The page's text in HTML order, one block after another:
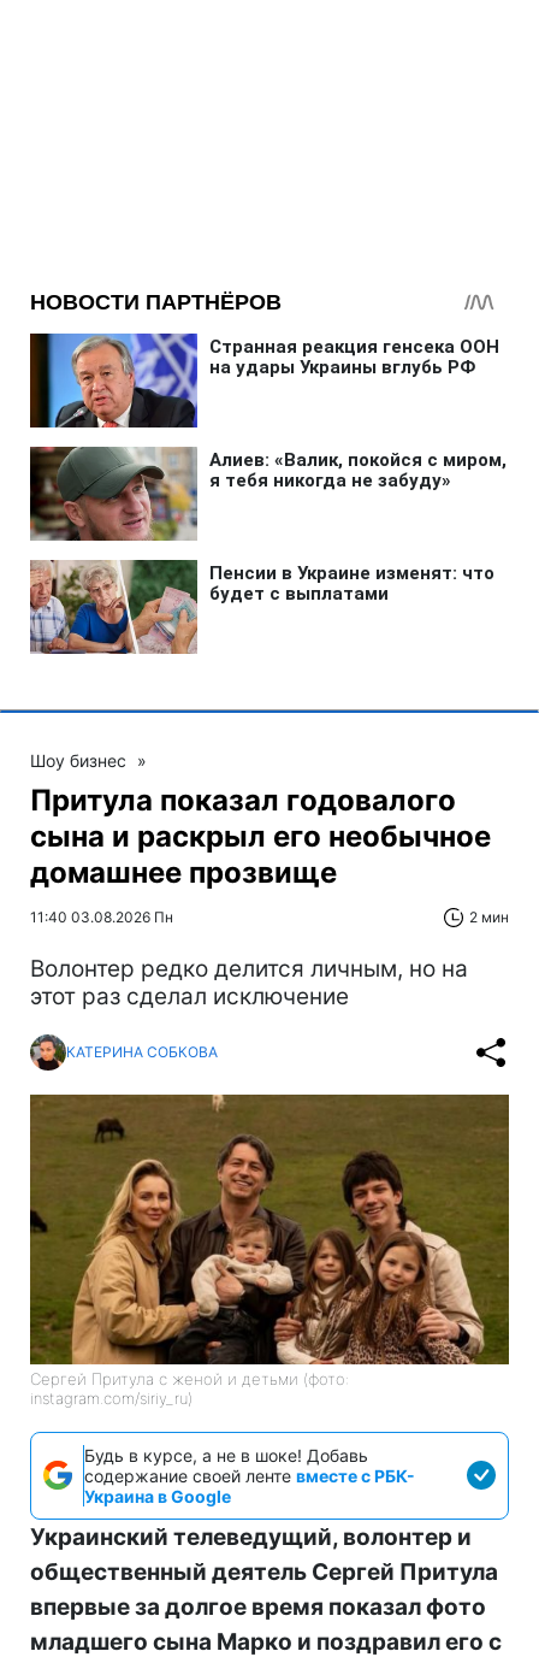
Шоу бизнес »
Притула показал годовалого
сына и раскрыл его необычное
домашнее прозвище
11:40 03.08.2026 Пн 2 мин
Волонтер редко делится личным, но на
этот раз сделал исключение
КАТЕРИНА СОБКОВА
Сергей Притула с женой и детьми (фото:
instagram.com/siriy_ru)
Будь в курсе, а не в шоке! Добавь
содержание своей ленте вместе с РБК-
Украина в Google
Украинский телеведущий, волонтер и
общественный деятель Сергей Притула
впервые за долгое время показал фото
младшего сына Марко и поздравил его с